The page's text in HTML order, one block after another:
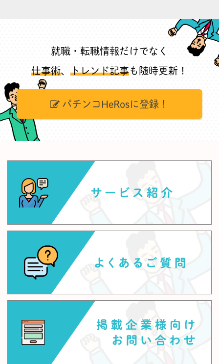
就職・転職情報だけでなく
仕事術、 トレンド記事も随時更新！
パチンコHeRosに登録！